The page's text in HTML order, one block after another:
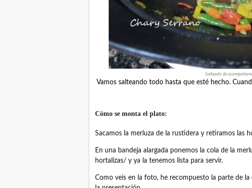
Salteado de
Vamos salteando todo hasta que esté hecho.
Cómo se monta el plato:
Sacamos la merluza de la rustidera y retiramos las
En una bandeja alargada ponemos la cola de la
hortalizas/ y ya la tenemos lista para servir.
Como veis en la foto, he recompuesto la parte de